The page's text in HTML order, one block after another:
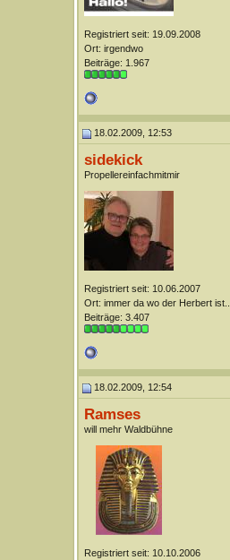
Registriert seit: 19.09.2008
Ort: irgendwo
Beiträge: 1.967
18.02.2009, 12:53
sidekick
Propellereinfachmitmir
Registriert seit: 10.06.2007
Ort: immer da wo der Herbert ist...
Beiträge: 3.407
18.02.2009, 12:54
Ramses
will mehr Waldbühne
Registriert seit: 10.10.2006